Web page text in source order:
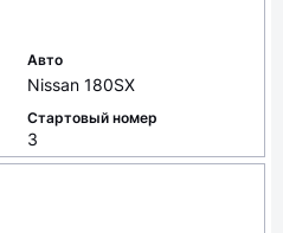
Авто
Nissan 180SX
Стартовый номер
3